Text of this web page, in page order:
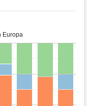
Europa